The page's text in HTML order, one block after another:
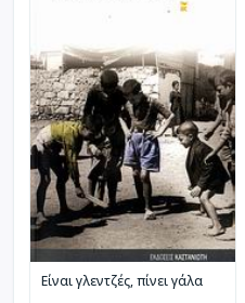
Είναι γλεντζές, πίνει γάλα